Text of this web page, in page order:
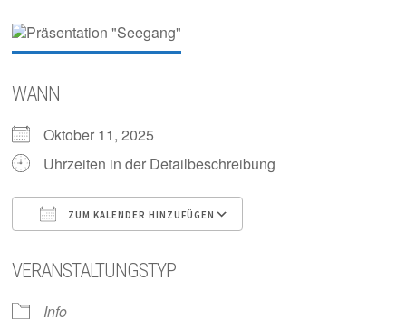
WANN
Oktober 11, 2025
Uhrzeiten in der Detailbeschreibung
ZUM KALENDER HINZUFÜGEN
VERANSTALTUNGSTYP
Info